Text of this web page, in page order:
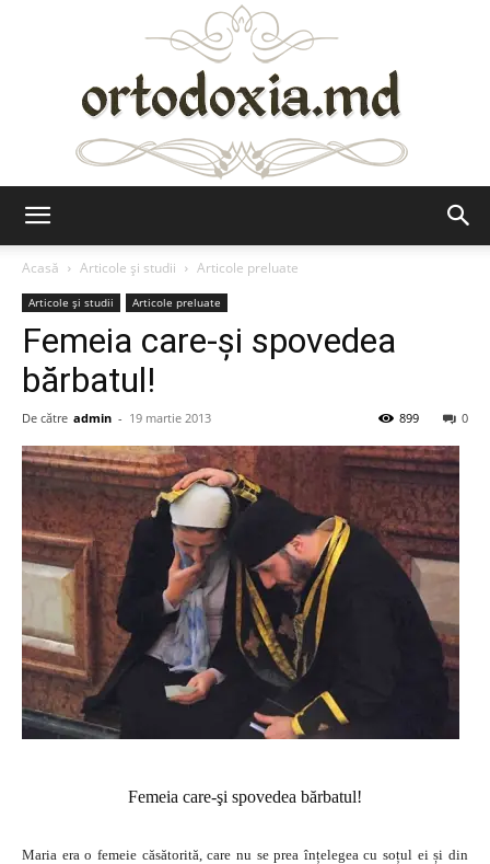
Acasă
Articole şi studii Articole preluate
Articole şi studii Articole preluate
Femeia care-şi spovedea
bărbatul!
De către admin - 19 martie 2013 0
899
Femeia care-şi spovedea bărbatul!
Maria era o femeie căsătorită, care nu se prea înțelegea cu soțul ei și din